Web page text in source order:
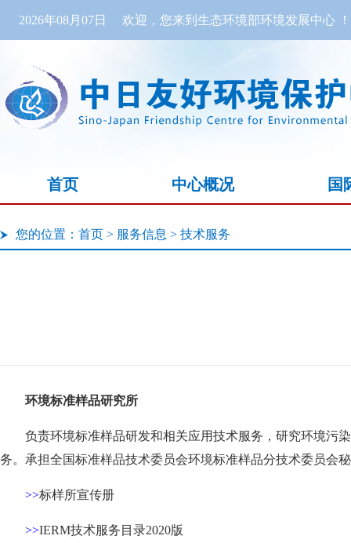
2026年08月07日 欢迎，您来到生态环境部环境发展中心 ！
首页 中心概况 国
您的位置： 首页 > 服务信息 > 技术服务
环境标准样品研究所
负责环境标准样品研发和相关应用技术服务，研究环境污
务。承担全国标准样品技术委员会环境标准样品分技术委员会
>>标样所宣传册
>>IERM技术服务目录2020版